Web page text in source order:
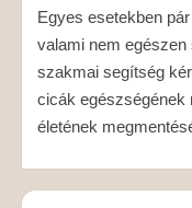
Egyes esetekben
valami nem
szakmai segítség
cicák egészségének
életének